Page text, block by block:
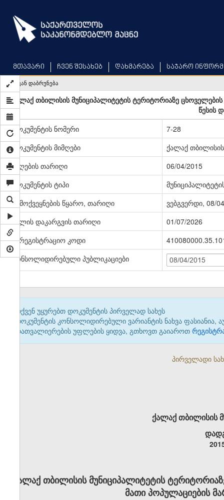
main
content
მთავარი ჩვენ შესახებ დახმარება საჯარო
უკან დაბრუნება
ქალაქ თბილისის მუნიციპალიტეტის ტერიტორიაზე
წესის
დოკუმენტის ნომერი
7-28
დოკუმენტის მიმღები
ქალაქ
მიღების თარიღი
06/04/2015
დოკუმენტის ტიპი
გამოქვეყნების წყარო, თარიღი
ვებგვერდი, 08/
ძალის დაკარგვის თარიღი
01/07/2026
სარეგისტრაციო კოდი
კონსოლიდირებული პუბლიკაციები
08/04/2015
თქვენ უყურებთ დოკუმენტის პირველად სახეს
დოკუმენტის კონსოლიდირებული ვარიანტის ნახვა ფასიანია,
დათვალიერების უფლების ყიდვა, გთხოვთ გაიაროთ
პირველადი
ქალაქ თბილისის
ქალაქ თბილისის მუნიციპალიტეტის
მათი პოპულაციების